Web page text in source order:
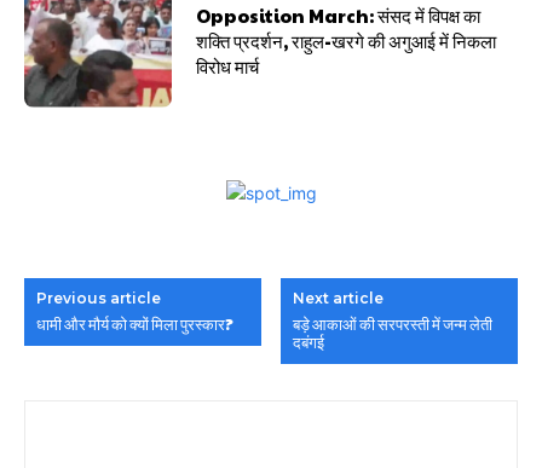
Opposition March: संसद में विपक्ष का
शक्ति प्रदर्शन, राहुल-खरगे की अगुआई में निकला
विरोध मार्च
Previous article
धामी और मौर्य को क्यों मिला पुरस्कार?
Next article
बड़े आकाओं की सरपरस्ती में जन्म लेती
दबंगई